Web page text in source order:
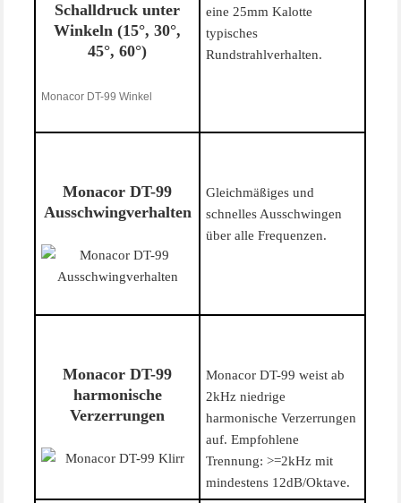
Schalldruck unter
Winkeln (15°, 30°,
45°, 60°)
Monacor DT-99 Winkel
eine 25mm Kalotte
typisches
Rundstrahlverhalten.
Monacor DT-99
Ausschwingverhalten
Gleichmäßiges und
schnelles Ausschwingen
über alle Frequenzen.
Monacor DT-99
harmonische
Verzerrungen
Monacor DT-99 weist ab
2kHz niedrige
harmonische Verzerrungen
auf. Empfohlene
Trennung: >=2kHz mit
mindestens 12dB/Oktave.